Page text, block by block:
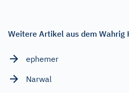
Weitere Artikel aus dem
ephemer
Narwal